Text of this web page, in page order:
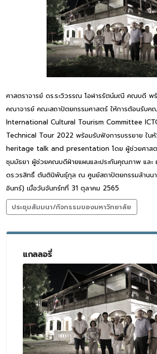
ศาสตราจารย์ ดร.ระวิวรรณ โอฬารรัตน์มณี คณบดี พ
คณาจารย์ คณะสถาปัตยกรรมศาสตร์ ให้การต้อนรับคณ
International Cultural Tourism Committee
Technical Tour 2022 พร้อมรับฟังการบรรยาย ใน
heritage talk and presentation โดย ผู้ช่วยศาสต
ชุมมัธยา ผู้ช่วยคณบดีฝ่ายแผนและประกันคุณภาพ และ
ดร.วรสิทธิ์ ตันตินิพันธุ์กุล ณ ศูนย์สถาปัตยกรรมล้านนา
อินทร์) เมื่อวันจันทร์ทที่ 31 ตุลาคม 2565
ประชุมสัมมนา/กิจกรรมของมหาวิทยาลัย
แกลลอรี่